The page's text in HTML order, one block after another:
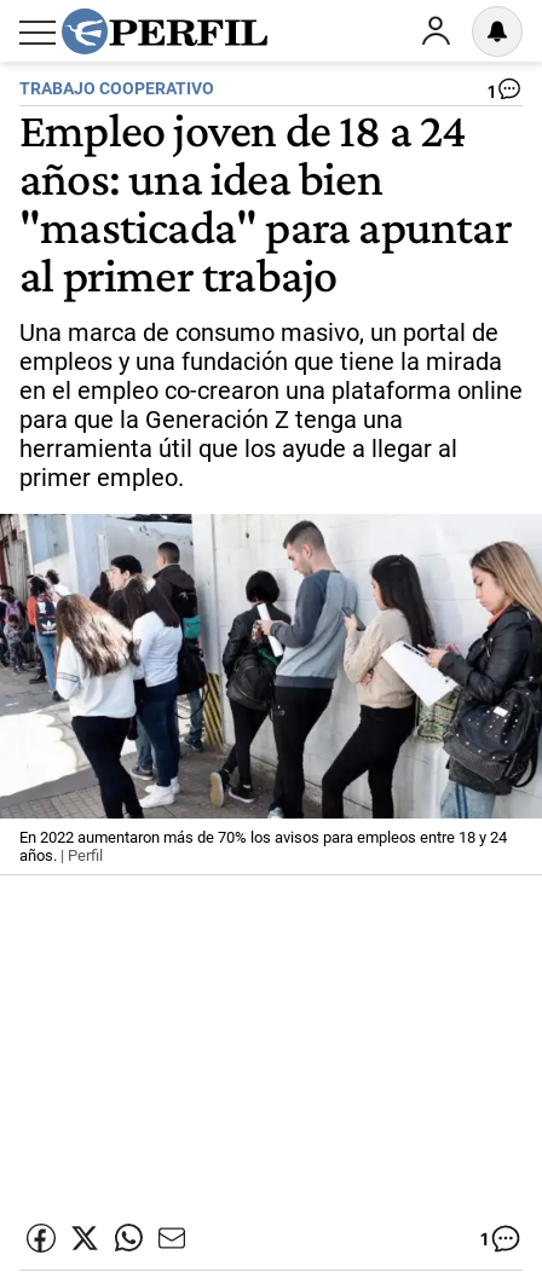
TRABAJO COOPERATIVO 1
Empleo joven de 18 a 24
años: una idea bien
"masticada" para apuntar
al primer trabajo
Una marca de consumo masivo, un portal de
empleos y una fundación que tiene la mirada
en el empleo co-crearon una plataforma online
para que la Generación Z tenga una
herramienta útil que los ayude a llegar al
primer empleo.
En 2022 aumentaron más de 70% los avisos para empleos entre 18 y 24
años. | Perfil
1